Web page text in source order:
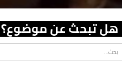
هل تبحث عن موضوع؟